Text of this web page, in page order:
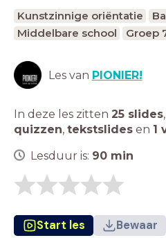
Kunstzinnige oriëntatie
Middelbare school
Groep
Les van PIONIER!
In deze les zitten 25 slides,
quizzen, tekstslides en 1
Lesduur is: 90 min
Start les Bewaar